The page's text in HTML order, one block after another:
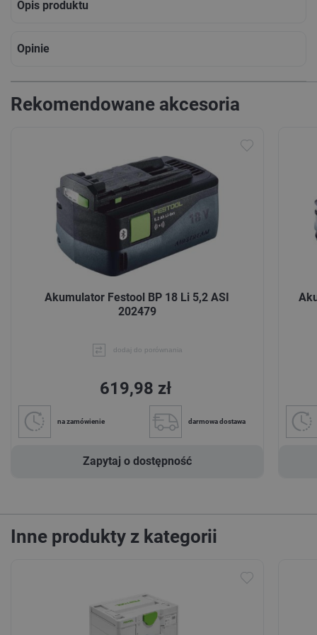
Opis produktu
Opinie
Rekomendowane akcesoria
Akumulator Festool BP 18 Li 5,2 ASI
202479
dodaj do porównania
619,98 zł
na zamówienie darmowa dostawa
Zapytaj o dostępność
Inne produkty z kategorii